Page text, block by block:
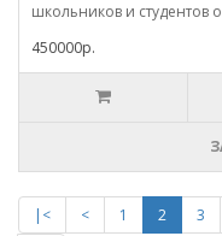
школьников и студентов
450000р.
|< < 1 2 3